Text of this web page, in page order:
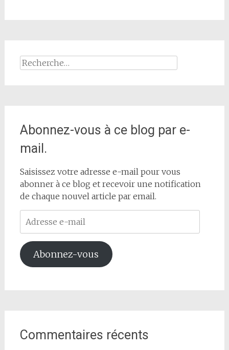
Rechercher :
Abonnez-vous à ce blog par e-
mail.
Saisissez votre adresse e-mail pour vous
abonner à ce blog et recevoir une notification
de chaque nouvel article par email.
e-
mail
Abonnez-vous
Commentaires récents